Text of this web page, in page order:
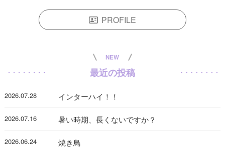
PROFILE
NEW
最近の投稿
2026.07.28 インターハイ！！
2026.07.16 暑い時期、長くないですか？
2026.06.24 焼き鳥